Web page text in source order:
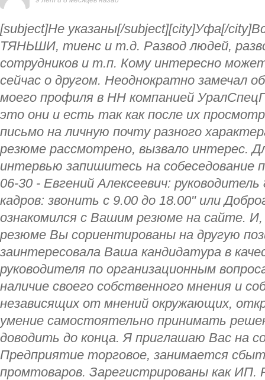
[subject]Не указаны[/subject][city]Уфа[/
ТЯНЬШИ, тиенс и т.д. Развод людей,
сотрудников и т.п. Кому интересно
сейчас о другом. Неоднократно замечал
моего профиля в HH компанией
это они и есть так как после их
письмо на личную почту разного
резюме рассмотрено, вызвало интерес.
интервью запишитесь на собеседование
06-30 - Евгений Алексеевич:
кадров: звонить с 9.00 до 18.00" или
ознакомился с Вашим резюме на сайте.
резюме Вы сориентированы на другую
заинтересовала Ваша кандидатура в
руководителя по организационным
наличие своего собственного мнения и
независящих от мнений окружающих,
умение самостоятельно принимать
доводить до конца. Я приглашаю Вас на
Предприятие торговое, занимается
промтоваров. Зарегистрированы как